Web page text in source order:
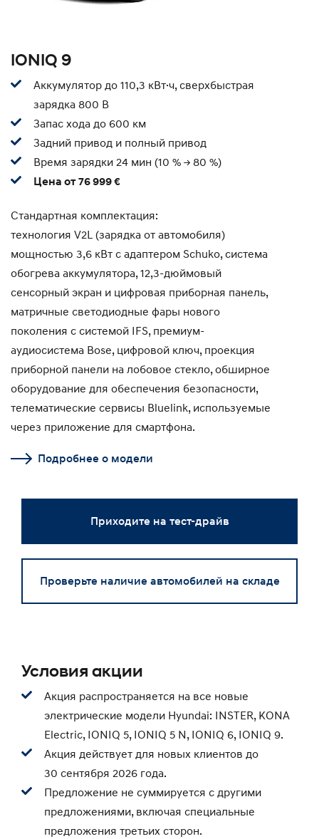
IONIQ 9
Аккумулятор до 110,3 кВт·ч, сверхбыстрая
зарядка 800 В
Запас хода до 600 км
Задний привод и полный привод
Время зарядки 24 мин (10 % -> 80 %)
Цена от 76 999 €
Стандартная комплектация:
технология V2L (зарядка от автомобиля)
мощностью 3,6 кВт с адаптером Schuko, система
обогрева аккумулятора, 12,3-дюймовый
сенсорный экран и цифровая приборная панель,
матричные светодиодные фары нового
поколения с системой IFS, премиум-
аудиосистема Bose, цифровой ключ, проекция
приборной панели на лобовое стекло, обширное
оборудование для обеспечения безопасности,
телематические сервисы Bluelink, используемые
через приложение для смартфона.
Подробнее о модели
Приходите на тест-драйв
Проверьте наличие автомобилей на складе
Условия акции
Акция распространяется на все новые
электрические модели Hyundai: INSTER, KONA
Electric, IONIQ 5, IONIQ 5 N, IONIQ 6, IONIQ 9.
Акция действует для новых клиентов до
30 сентября 2026 года.
Предложение не суммируется с другими
предложениями, включая специальные
предложения третьих сторон.